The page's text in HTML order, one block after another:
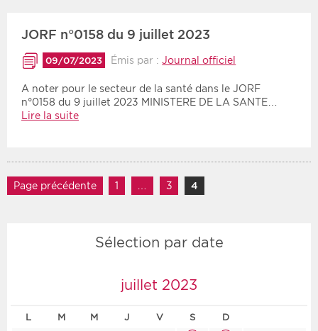
JORF n°0158 du 9 juillet 2023
09/07/2023 Émis par :Journal officiel
A noter pour le secteur de la santé dans le JORF
n°0158 du 9 juillet 2023 MINISTERE DE LA SANTE…
Lire la suite
Navigation des articles
Page précédente Page
1 Page
3 Page
4
Sélection par date
juillet 2023
L M M J V S D